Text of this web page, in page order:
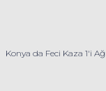
Konya da Feci Kaza 1'i